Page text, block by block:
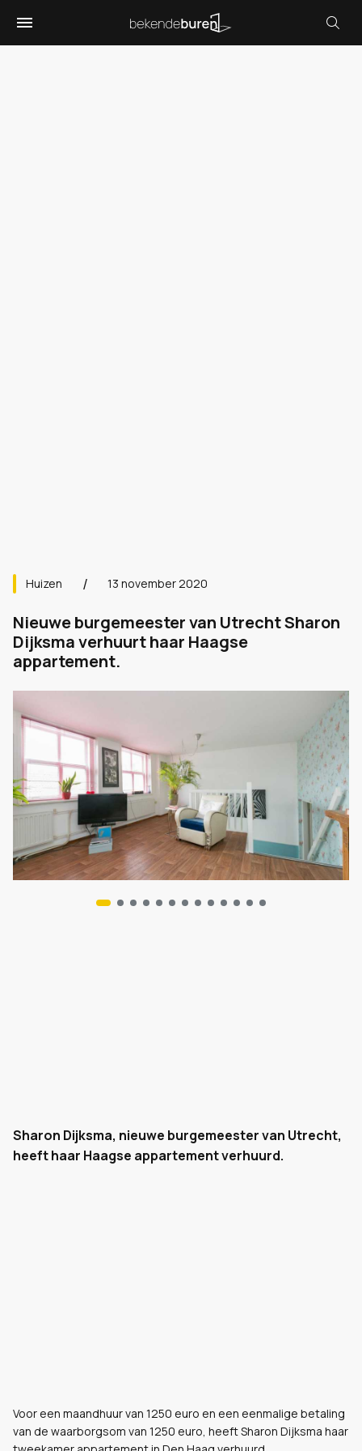
Huizen 13 november 2020
Nieuwe burgemeester van Utrecht Sharon
Dijksma verhuurt haar Haagse
appartement.
Sharon Dijksma, nieuwe burgemeester van Utrecht,
heeft haar Haagse appartement verhuurd.
Voor een maandhuur van 1250 euro en een eenmalige betaling
van de waarborgsom van 1250 euro, heeft Sharon Dijksma haar